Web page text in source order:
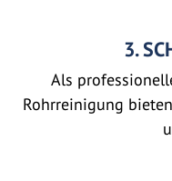
3.
Als
Rohrreinigung